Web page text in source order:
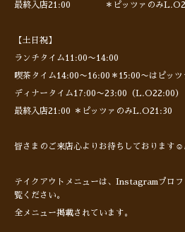
最終入店21:00 ＊ピッツァのみ
【土日祝】
ランチタイム11:00〜14:00
喫茶タイム14:00〜16:00＊15:00〜はピッ
ディナータイム17:00〜23:00（L.O22:00）
最終入店21:00 ＊ピッツァのみL.O21:30
皆さまのご来店心よりお待ちしております
テイクアウトメニューは、Instagramプロ
覧ください。
全メニュー掲載されています。